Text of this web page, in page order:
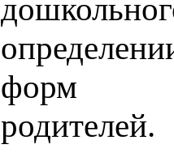
форм
родителей.